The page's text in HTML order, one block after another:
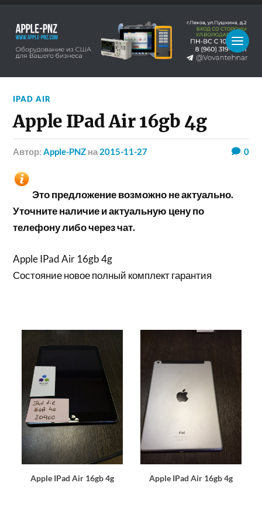
IPAD AIR
Apple IPad Air 16gb 4g
Автор:Apple-PNZ на 2015-11-27 0
Это предложение возможно не актуально.
Уточните наличие и актуальную цену по
телефону либо через чат.
Apple IPad Air 16gb 4g
Состояние новое полный комплект гарантия
Apple IPad Air 16gb 4g Apple IPad Air 16gb 4g